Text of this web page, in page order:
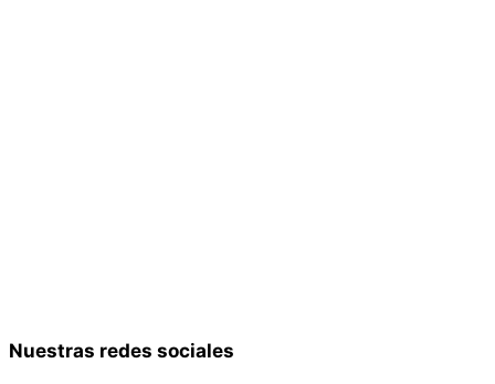
Nuestras redes sociales